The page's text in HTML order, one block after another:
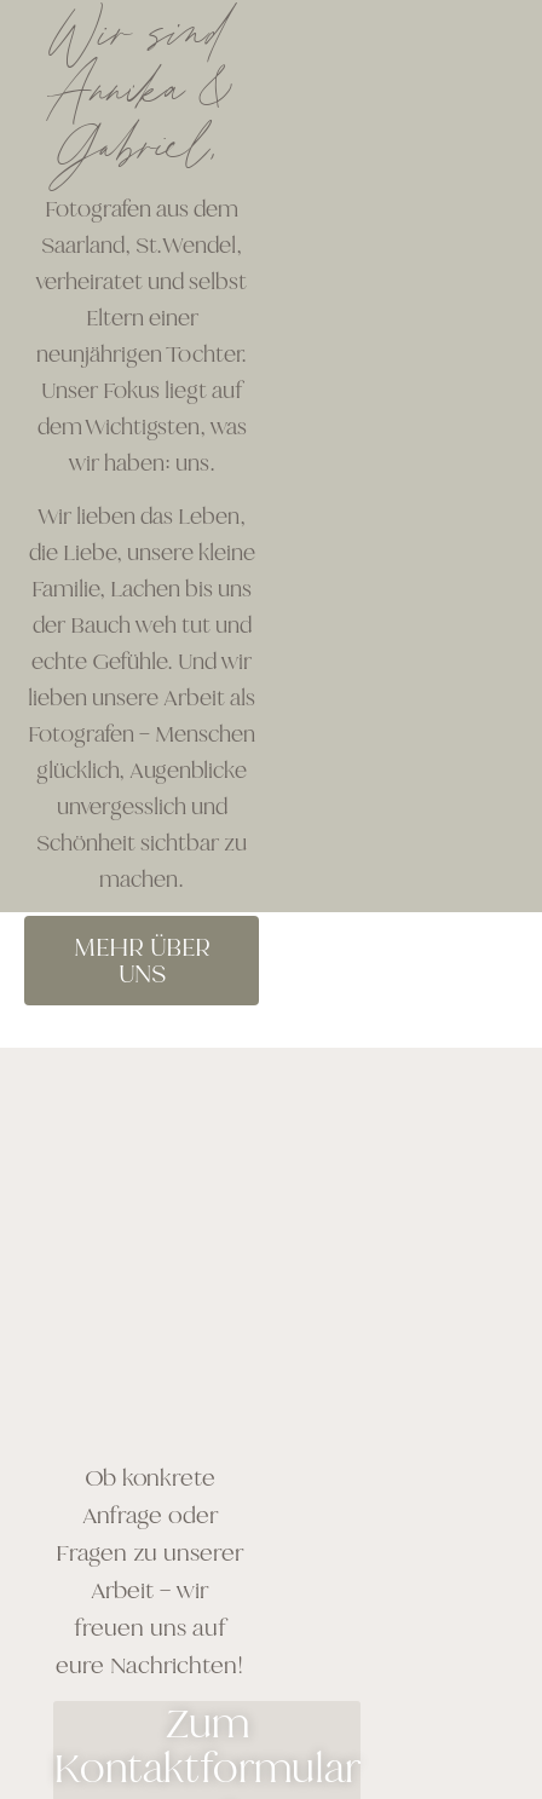
Wir sind
Annika &
Gabriel,
Fotografen aus dem
Saarland, St.Wendel,
verheiratet und selbst
Eltern einer
neunjährigen Tochter.
Unser Fokus liegt auf
dem Wichtigsten, was
wir haben: uns.
Wir lieben das Leben,
die Liebe, unsere kleine
Familie, Lachen bis uns
der Bauch weh tut und
echte Gefühle. Und wir
lieben unsere Arbeit als
Fotografen – Menschen
glücklich, Augenblicke
unvergesslich und
Schönheit sichtbar zu
machen.
MEHR ÜBER
UNS
Ob konkrete
Anfrage oder
Fragen zu unserer
Arbeit – wir
freuen uns auf
eure Nachrichten!
Zum
Kontaktformular